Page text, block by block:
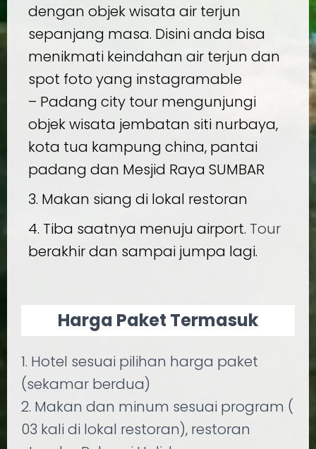
dengan objek wisata air terjun
sepanjang masa. Disini anda bisa
menikmati keindahan air terjun dan
spot foto yang instagramable
– Padang city tour mengunjungi
objek wisata jembatan siti nurbaya,
kota tua kampung china, pantai
padang dan Mesjid Raya SUMBAR
3. Makan siang di lokal restoran
4. Tiba saatnya menuju airport. Tour
berakhir dan sampai jumpa lagi.
Harga Paket Termasuk
1. Hotel sesuai pilihan harga paket
(sekamar berdua)
2. Makan dan minum sesuai program (
03 kali di lokal restoran), restoran